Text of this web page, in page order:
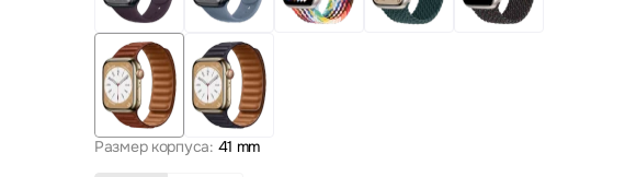
Размер корпуса: 41 mm